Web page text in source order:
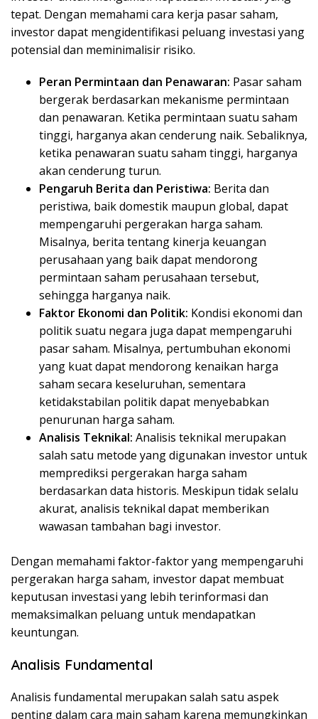
tepat. Dengan memahami cara kerja pasar saham,
investor dapat mengidentifikasi peluang investasi yang
potensial dan meminimalisir risiko.
Peran Permintaan dan Penawaran: Pasar saham
bergerak berdasarkan mekanisme permintaan
dan penawaran. Ketika permintaan suatu saham
tinggi, harganya akan cenderung naik. Sebaliknya,
ketika penawaran suatu saham tinggi, harganya
akan cenderung turun.
Pengaruh Berita dan Peristiwa: Berita dan
peristiwa, baik domestik maupun global, dapat
mempengaruhi pergerakan harga saham.
Misalnya, berita tentang kinerja keuangan
perusahaan yang baik dapat mendorong
permintaan saham perusahaan tersebut,
sehingga harganya naik.
Faktor Ekonomi dan Politik: Kondisi ekonomi dan
politik suatu negara juga dapat mempengaruhi
pasar saham. Misalnya, pertumbuhan ekonomi
yang kuat dapat mendorong kenaikan harga
saham secara keseluruhan, sementara
ketidakstabilan politik dapat menyebabkan
penurunan harga saham.
Analisis Teknikal: Analisis teknikal merupakan
salah satu metode yang digunakan investor untuk
memprediksi pergerakan harga saham
berdasarkan data historis. Meskipun tidak selalu
akurat, analisis teknikal dapat memberikan
wawasan tambahan bagi investor.
Dengan memahami faktor-faktor yang mempengaruhi
pergerakan harga saham, investor dapat membuat
keputusan investasi yang lebih terinformasi dan
memaksimalkan peluang untuk mendapatkan
keuntungan.
Analisis Fundamental
Analisis fundamental merupakan salah satu aspek
penting dalam cara main saham karena memungkinkan